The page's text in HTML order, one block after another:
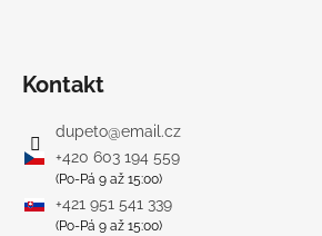
Kontakt
dupeto@email.cz
+420 603 194 559
(Po-Pá 9 až 15:00)
+421 951 541 339
(Po-Pá 9 až 15:00)